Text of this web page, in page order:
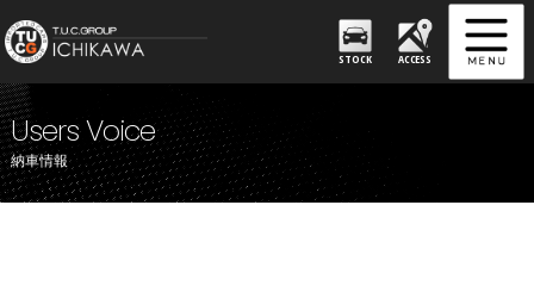
STOCK ACCESS
Users Voice
納車情報